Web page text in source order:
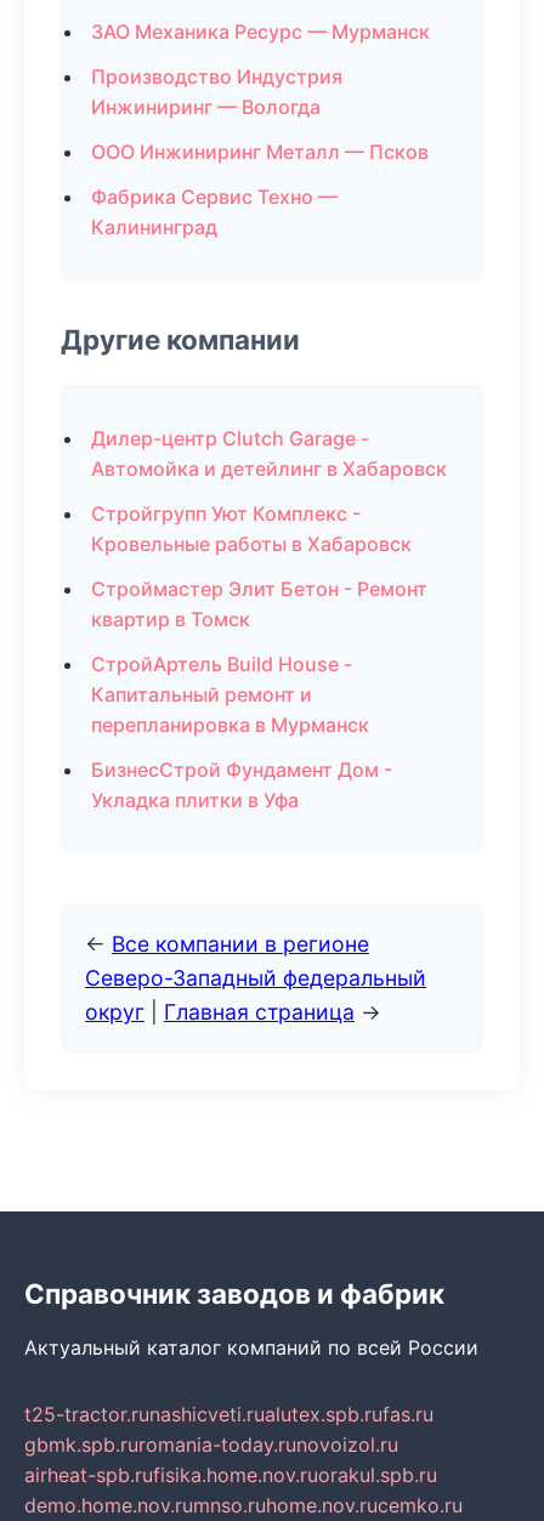
ЗАО Механика Ресурс — Мурманск
Производство Индустрия
Инжиниринг — Вологда
ООО Инжиниринг Металл — Псков
Фабрика Сервис Техно —
Калининград
Другие компании
Дилер-центр Clutch Garage -
Автомойка и детейлинг в Хабаровск
Стройгрупп Уют Комплекс -
Кровельные работы в Хабаровск
Строймастер Элит Бетон - Ремонт
квартир в Томск
СтройАртель Build House -
Капитальный ремонт и
перепланировка в Мурманск
БизнесСтрой Фундамент Дом -
Укладка плитки в Уфа
← Все компании в регионе
Северо-Западный федеральный
округ
Главная страница →
Справочник заводов и фабрик
Актуальный каталог компаний по всей России
t25-tractor.runashicveti.rualutex.spb.rufas.ru
gbmk.spb.ruromania-today.runovoizol.ru
airheat-spb.rufisika.home.nov.ruorakul.spb.ru
demo.home.nov.rumnso.ruhome.nov.rucemko.ru